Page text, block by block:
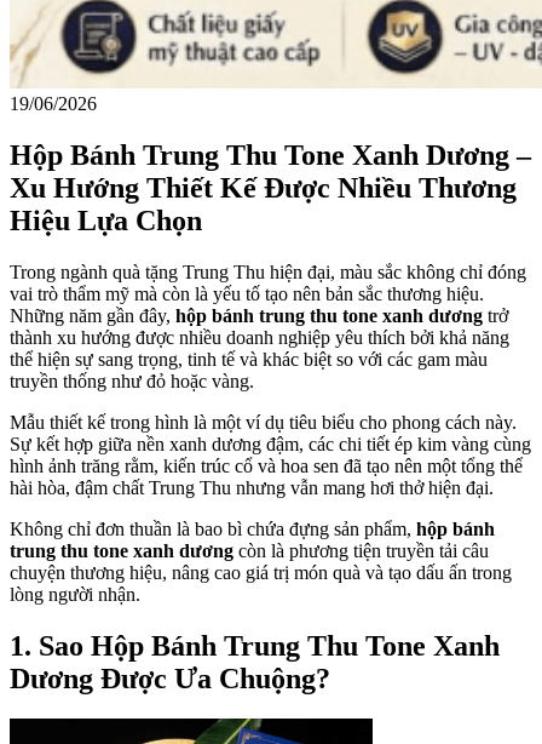
19/06/2026
Hộp Bánh Trung Thu Tone Xanh Dương –
Xu Hướng Thiết Kế Được Nhiều Thương
Hiệu Lựa Chọn
Trong ngành quà tặng Trung Thu hiện đại, màu sắc không chỉ đóng
vai trò thẩm mỹ mà còn là yếu tố tạo nên bản sắc thương hiệu.
Những năm gần đây, hộp bánh trung thu tone xanh dương trở
thành xu hướng được nhiều doanh nghiệp yêu thích bởi khả năng
thể hiện sự sang trọng, tinh tế và khác biệt so với các gam màu
truyền thống như đỏ hoặc vàng.
Mẫu thiết kế trong hình là một ví dụ tiêu biểu cho phong cách này.
Sự kết hợp giữa nền xanh dương đậm, các chi tiết ép kim vàng cùng
hình ảnh trăng rằm, kiến trúc cổ và hoa sen đã tạo nên một tổng thể
hài hòa, đậm chất Trung Thu nhưng vẫn mang hơi thở hiện đại.
Không chỉ đơn thuần là bao bì chứa đựng sản phẩm, hộp bánh
trung thu tone xanh dương còn là phương tiện truyền tải câu
chuyện thương hiệu, nâng cao giá trị món quà và tạo dấu ấn trong
lòng người nhận.
1. Sao Hộp Bánh Trung Thu Tone Xanh
Dương Được Ưa Chuộng?